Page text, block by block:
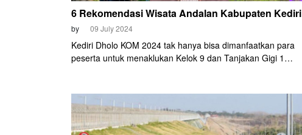
6 Rekomendasi Wisata Andalan Kabupaten Kediri
by 09 July 2024
Kediri Dholo KOM 2024 tak hanya bisa dimanfaatkan para
peserta untuk menaklukan Kelok 9 dan Tanjakan Gigi 1
mengunjungi lokasi wisatanya.